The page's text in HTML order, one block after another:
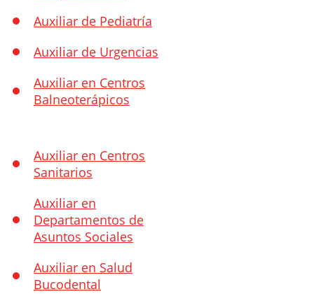
Auxiliar de Pediatría
Auxiliar de Urgencias
Auxiliar en Centros
Balneoterápicos
Auxiliar en Centros
Sanitarios
Auxiliar en
Departamentos de
Asuntos Sociales
Auxiliar en Salud
Bucodental